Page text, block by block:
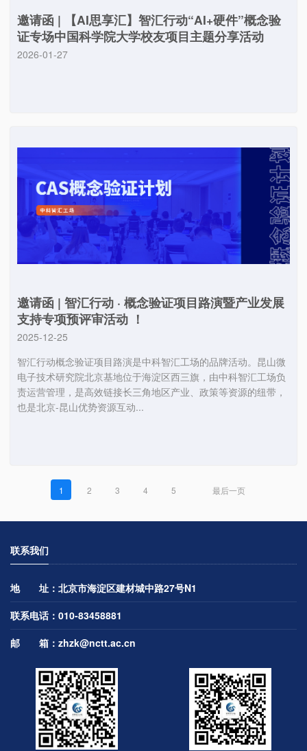
邀请函 | 【AI思享汇】智汇行动“AI+硬件”概念验
证专场中国科学院大学校友项目主题分享活动
2026-01-27
邀请函 | 智汇行动 · 概念验证项目路演暨产业发展
支持专项预评审活动 ！
2025-12-25
智汇行动概念验证项目路演是中科智汇工场的品牌活动。昆山微
电子技术研究院北京基地位于海淀区西三旗，由中科智汇工场负
责运营管理，是高效链接长三角地区产业、政策等资源的纽带，
也是北京-昆山优势资源互动...
1 2 3 4 5 最后一页最后一页
联系我们
地 址：北京市海淀区建材城中路27号N1
联系电话：010-83458881
邮 箱： zhzk@nctt.ac.cn